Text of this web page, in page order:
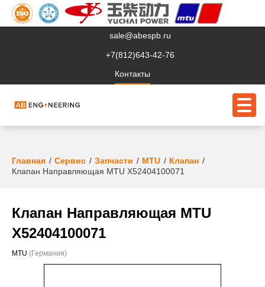
sale@abespb.ru
+7(812)643-42-76
Контакты
О компании
Сервис
Главная Сервис Запчасти MTU
Клапан
Клапан Направляющая MTU X52404100071
Клапан Направляющая MTU
X52404100071
MTU (Германия)